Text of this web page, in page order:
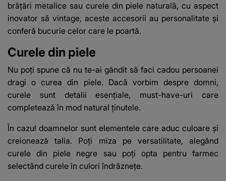
brăţări metalice sau curele din piele naturală, cu aspect
inovator să vintage, aceste accesorii au personalitate şi
conferă bucurie celor care le poartă.
Curele din piele
Nu poți spune că nu te-ai gândit să faci cadou persoanei
dragi o curea din piele. Dacă vorbim despre domni,
curele sunt detalii esenţiale, must-have-uri care
completează în mod natural ţinutele.
În cazul doamnelor sunt elementele care aduc culoare şi
creionează talia. Poţi miza pe versatilitate, alegând
curele din piele negre sau poţi opta pentru farmec
selectând curele în culori îndrăzneţe.